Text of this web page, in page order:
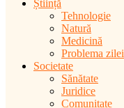
Știință
Tehnologie
Natură
Medicină
Problema zilei
Societate
Sănătate
Juridice
Comunitate